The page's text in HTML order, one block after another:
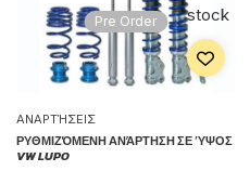
stock
Pre Order
ΑΝΑΡΤΉΣΕΙΣ
ΡΥΘΜΙΖΌΜΕΝΗ ΑΝΆΡΤΗΣΗ ΣΕ ΎΨΟΣ
VW LUPO